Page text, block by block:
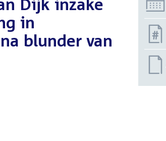
Dijk inzake
in
blunder van